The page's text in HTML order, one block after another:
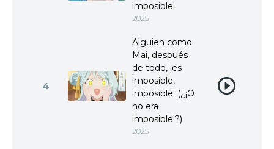
imposible!
2025
4
Alguien como
Mai, después
de todo, ¡es
imposible,
imposible! (¿¡O
no era
imposible!?)
2025